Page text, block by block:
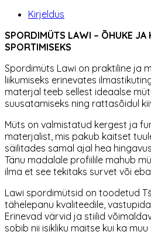
Kirjeldus
SPORDIMÜTS LAWI – ÕHUKE JA
SPORTIMISEKS
Spordimüts Lawi on praktiline ja
liikumiseks erinevates
materjal teeb sellest ideaalse
suusatamiseks ning rattasõidul
Müts on valmistatud kergest ja
materjalist, mis pakub kaitset
säilitades samal ajal hea
Tänu madalale profiilile mahub
ilma et see tekitaks survet või
Lawi spordimütsid on toodetud
tähelepanu kvaliteedile,
Erinevad värvid ja stiilid
sobib nii isikliku maitse kui ka